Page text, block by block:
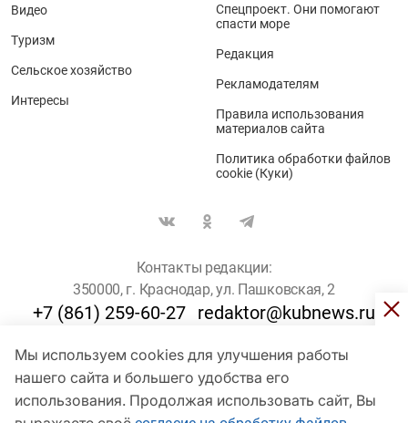
Мы используем cookies для улучшения работы
нашего сайта и большего удобства его
использования. Продолжая использовать сайт, Вы
Видео
Туризм
Сельское хозяйство
Интересы
Спецпроект. Они помогают
спасти море
Редакция
Рекламодателям
Правила использования
материалов сайта
Политика обработки файлов
cookie (Куки)
Контакты редакции:
350000, г. Краснодар, ул. Пашковская, 2
+7 (861) 259-60-27 redaktor@kubnews.ru
Для пользователей старше 16 лет
© Кубанские Новости, 2017
Сетевое издание «kubnews» зарегистрировано Федеральной